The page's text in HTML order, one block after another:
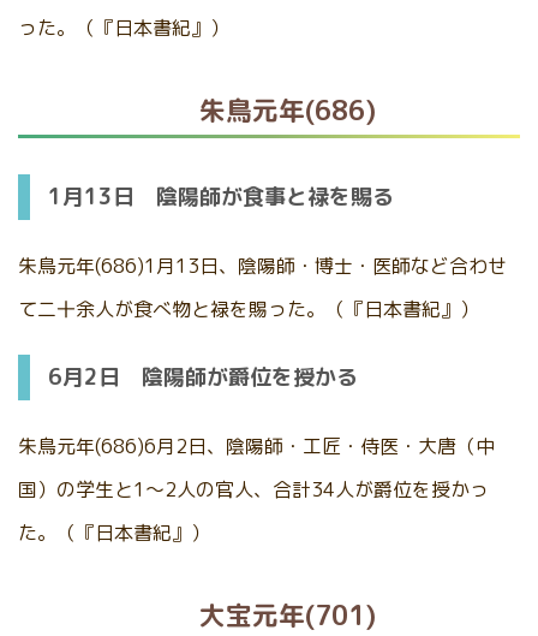
った。（『日本書紀』）
朱鳥元年(686)
1月13日 陰陽師が食事と禄を賜る
朱鳥元年(686)1月13日、陰陽師・博士・医師など合わせ
て二十余人が食べ物と禄を賜った。（『日本書紀』）
6月2日 陰陽師が爵位を授かる
朱鳥元年(686)6月2日、陰陽師・工匠・侍医・大唐（中
国）の学生と1～2人の官人、合計34人が爵位を授かっ
た。（『日本書紀』）
大宝元年(701)